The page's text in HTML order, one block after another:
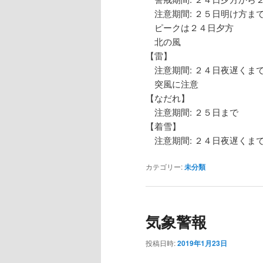
注意期間: ２５日明け方ま
ピークは２４日夕方
北の風
【雷】
注意期間: ２４日夜遅くま
突風に注意
【なだれ】
注意期間: ２５日まで
【着雪】
注意期間: ２４日夜遅くま
カテゴリー:未分類
気象警報
投稿日時:2019年1月23日